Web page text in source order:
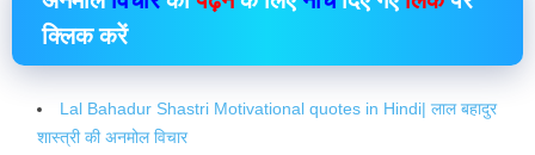
क्लिककरें
Lal Bahadur Shastri Motivational quotes in Hindi| लाल बहादुर
शास्त्री की अनमोल विचार